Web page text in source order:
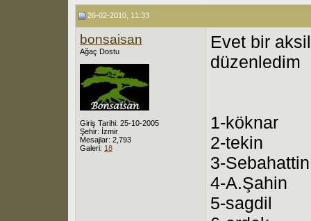
26-02-2010, 11:33
bonsaisan
Ağaç Dostu
Giriş Tarihi: 25-10-2005
Şehir: İzmir
Mesajlar: 2,793
Galeri: 18
Evet bir
düzenledim
1-köknar
2-tekin
3-
4-A.Şahin
5-sagdil